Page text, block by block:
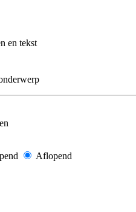
en tekst
Aflopend